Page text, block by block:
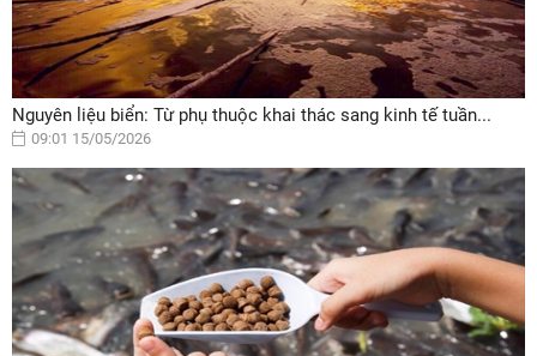
Nguyên liệu biển: Từ phụ thuộc khai thác sang kinh tế tuần...
09:01 15/05/2026